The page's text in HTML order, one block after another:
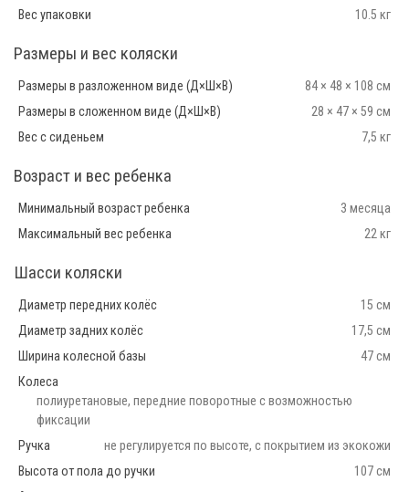
Вес упаковки
10.5 кг
Размеры и вес коляски
Размеры в разложенном виде (Д×Ш×В)
84 × 48 × 108 см
Размеры в сложенном виде (Д×Ш×В)
28 × 47 × 59 см
Вес с сиденьем
7,5 кг
Возраст и вес ребенка
Минимальный возраст ребенка
3 месяца
Максимальный вес ребенка
22 кг
Шасси коляски
Диаметр передних колёс
15 см
Диаметр задних колёс
17,5 см
Ширина колесной базы
47 см
Колеса
полиуретановые, передние поворотные с возможностью
фиксации
Ручка
не регулируется по высоте, с покрытием из экокожи
Высота от пола до ручки
107 см